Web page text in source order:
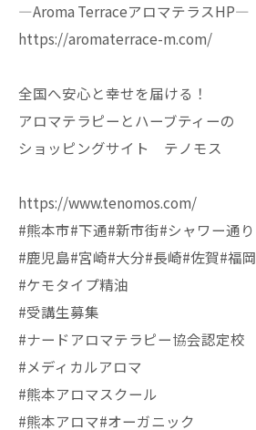
—Aroma TerraceアロマテラスHP—
https://aromaterrace-m.com/
全国へ安心と幸せを届ける！
アロマテラピーとハーブティーの
ショッピングサイト テノモス
https://www.tenomos.com/
#熊本市#下通#新市街#シャワー通り
#鹿児島#宮崎#大分#長崎#佐賀#福岡
#ケモタイプ精油
#受講生募集
#ナードアロマテラピー協会認定校
#メディカルアロマ
#熊本アロマスクール
#熊本アロマ#オーガニック